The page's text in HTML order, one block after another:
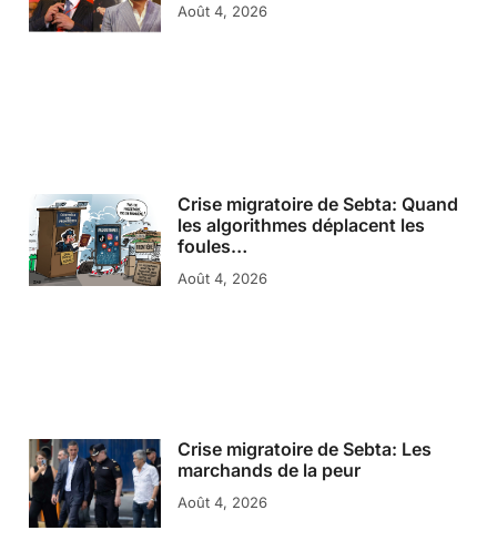
Août 4, 2026
Crise migratoire de Sebta: Quand
les algorithmes déplacent les
foules…
Août 4, 2026
Crise migratoire de Sebta: Les
marchands de la peur
Août 4, 2026